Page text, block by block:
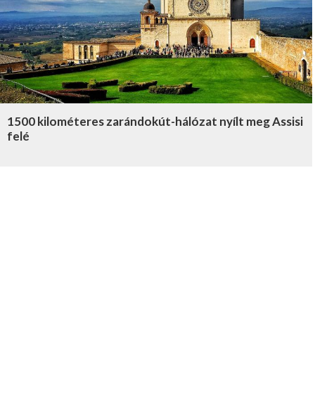
1500 kilométeres zarándokút-hálózat nyílt meg Assisi
felé